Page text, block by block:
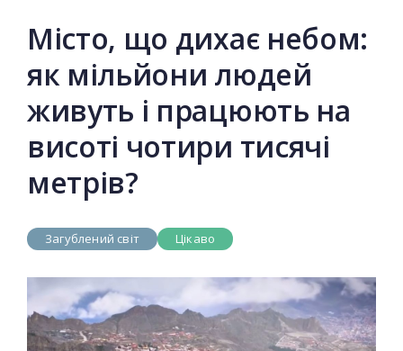
Місто, що дихає небом:
як мільйони людей
живуть і працюють на
висоті чотири тисячі
метрів?
Загублений світ Цікаво